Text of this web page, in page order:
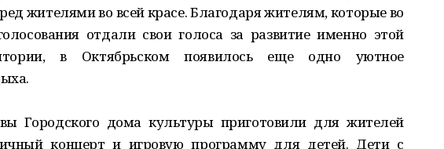
жителями во всей красе. Благодаря жителям, которые во
отдали свои голоса за развитие именно этой
в Октябрьском появилось еще одно уютное
Городского дома культуры приготовили для жителей
концерт и игровую программу для детей. Дети с